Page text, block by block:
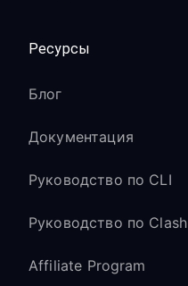
Ресурсы
Блог
Документация
Руководство по CLI
Руководство по Clash
Affiliate Program